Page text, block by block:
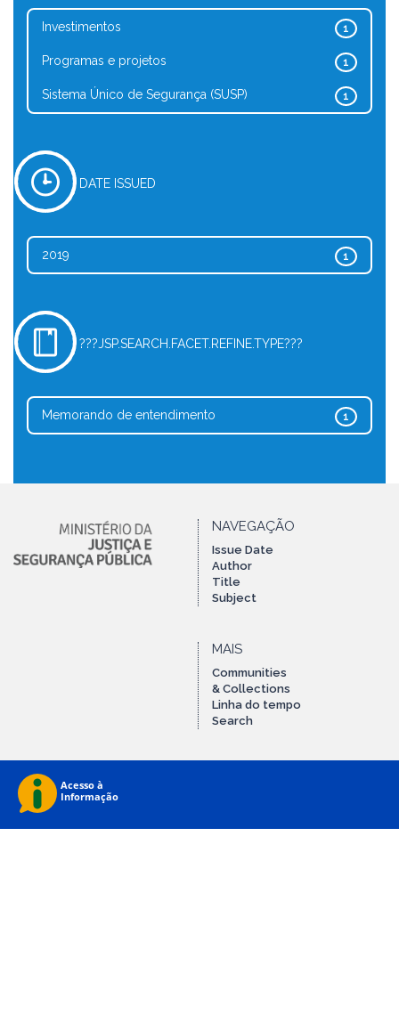
1
Investimentos
1
Programas e projetos
1
Sistema Único de Segurança (SUSP)
DATE ISSUED
1
2019
???JSP.SEARCH.FACET.REFINE.TYPE???
1
Memorando de entendimento
NAVEGAÇÃO
Issue Date
Author
Title
Subject
MAIS
Communities
& Collections
Linha do tempo
Search